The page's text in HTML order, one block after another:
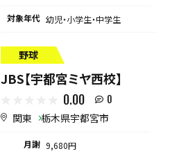
対象年代 幼児・小学生・中学生
野球
JBS【宇都宮ミヤ西校】
0.00 0
関東 栃木県宇都宮市
月謝 9,680円